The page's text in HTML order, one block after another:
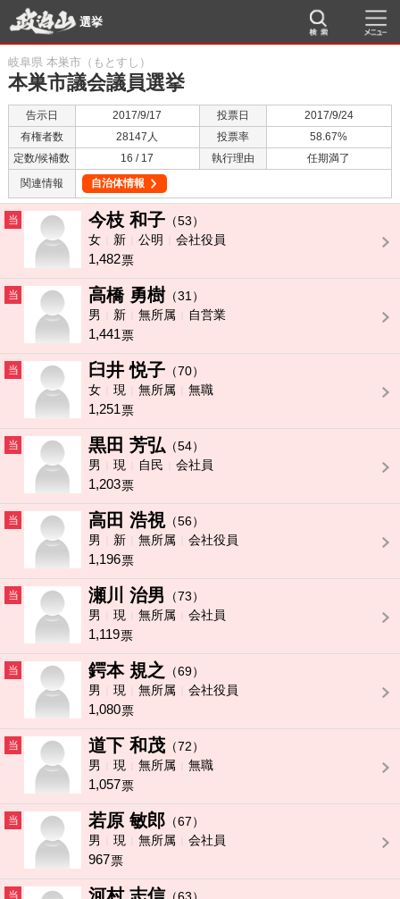
選挙
岐阜県 本巣市（もとすし）
本巣市議会議員選挙
告示日 2017/9/17 投票日
2017/9/24
有権者数
28147人 投票率
58.67%
定数/候補数
16 / 17 執行理由
任期満了
関連情報
自治体情報
当 今枝 和子 （53）
女
新 公明 会社役員
1,482票
当 高橋 勇樹（31）
男
新 無所属 自営業
1,441票
当 臼井 悦子 （70）
女
現 無所属 無職
1,251票
当 黒田 芳弘 （54）
男
現 自民 会社員
1,203票
当 高田 浩視 （56）
男
新 無所属 会社役員
1,196票
当 瀬川 治男
（73）
男
現 無所属 会社員
1,119票
当 鍔本 規之
（69）
男
現 無所属 会社役員
1,080票
当 道下 和茂 （72）
男
現 無所属 無職
1,057票
当 若原 敏郎 （67）
男
現 無所属 会社員
967票
当